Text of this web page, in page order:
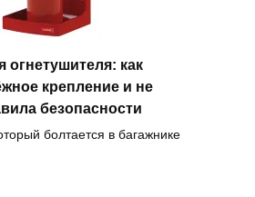
огнетушителя: как
крепление и не
безопасности
болтается в багажнике